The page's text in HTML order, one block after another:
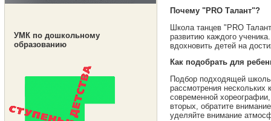
УМК по дошкольному
образованию
Почему "PRO Талант"?
Школа танцев "PRO
развитию каждого
вдохновить детей на
Как подобрать для
Подбор подходящей школы
рассмотрения
современной
вторых, обратите
уделяйте внимание